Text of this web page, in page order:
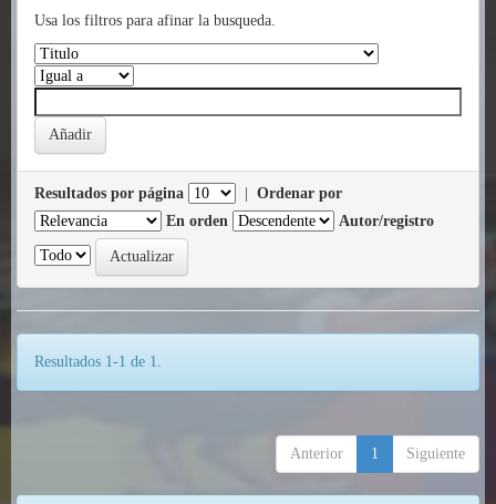
Usa los filtros para afinar la busqueda.
Resultados por página
Ordenar por
En orden
Autor/registro
Resultados 1-1 de 1.
Anterior 1 Siguiente